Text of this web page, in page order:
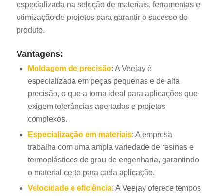
especializada na seleção de materiais, ferramentas e
otimização de projetos para garantir o sucesso do
produto.
Vantagens:
Moldagem de precisão: A Veejay é
especializada em peças pequenas e de alta
precisão, o que a torna ideal para aplicações que
exigem tolerâncias apertadas e projetos
complexos.
Especialização em materiais: A empresa
trabalha com uma ampla variedade de resinas e
termoplásticos de grau de engenharia, garantindo
o material certo para cada aplicação.
Velocidade e eficiência: A Veejay oferece tempos